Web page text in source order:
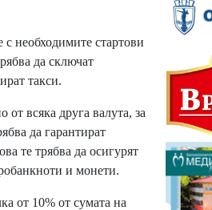
с необходимите стартови
да сключат
такси.
от всяка друга валута, за
да гарантират
те трябва да осигурят
и монети.
от 10% от сумата на